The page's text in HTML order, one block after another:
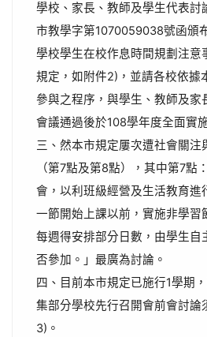
學校、家長、教師及學生代表討
市教學字第1070059038號函頒
學校學生在校作息時間規劃注意
規定，如附件2)，並請各校依據
參與之程序，與學生、教師及家
會議通過後於108學年度全面實
三、然本市規定屢次遭社會關注
（第7點及第8點），其中第7點
會，以利班級經營及生活教育進
一節開始上課以前，實施非學習
每週得安排部分日數，由學生自
否參加。」最廣為討論。
四、目前本市規定已施行1學期
集部分學校先行召開會前會討論
3)。